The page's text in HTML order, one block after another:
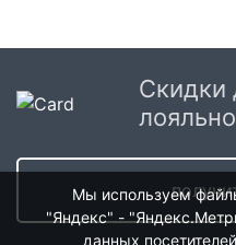
Скидки
Мы используем
"Яндекс" -
данных